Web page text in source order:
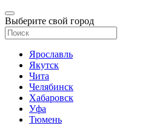
Выберите свой город
Ярославль
Якутск
Чита
Челябинск
Хабаровск
Уфа
Тюмень